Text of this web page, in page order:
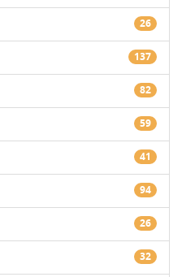
26
137
82
59
41
94
26
32